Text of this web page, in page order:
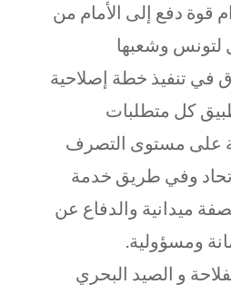
قوة دفع إلى الأمام من
وشعبها
في تنفيذ خطة إصلاحية
كل متطلبات
على مستوى التصرف
وفي طريق خدمة
ميدانية والدفاع عن
ومسؤولية.
و الصيد البحري